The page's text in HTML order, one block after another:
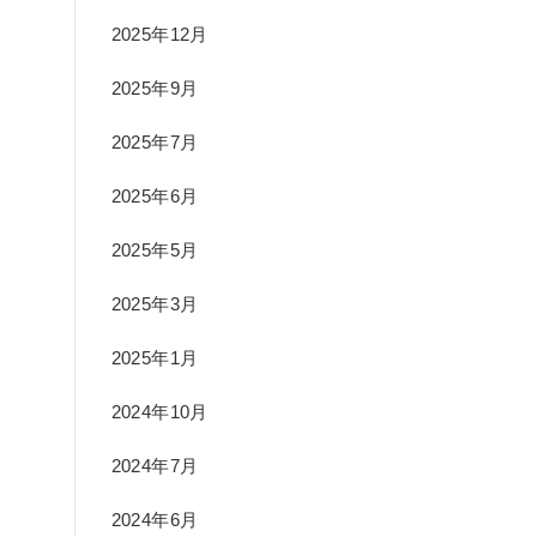
2025年12月
2025年9月
2025年7月
2025年6月
2025年5月
2025年3月
2025年1月
2024年10月
2024年7月
2024年6月